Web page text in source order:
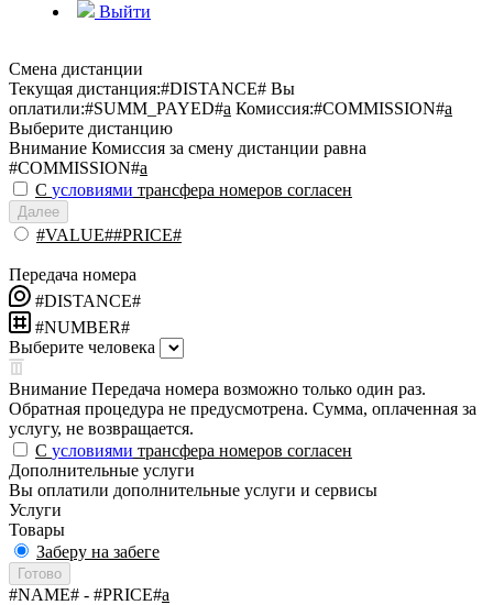
Выйти
Смена дистанции
Текущая дистанция:#DISTANCE# Вы
оплатили:#SUMM_PAYED#a Комиссия:#COMMISSION#a
Выберите дистанцию
Внимание Комиссия за смену дистанции равна
#COMMISSION#a
С условиями трансфера номеров согласен
Далее
#VALUE##PRICE#
Передача номера
#DISTANCE#
#NUMBER#
Выберите человека
Внимание Передача номера возможно только один раз.
Обратная процедура не предусмотрена. Сумма, оплаченная за
услугу, не возвращается.
С условиями трансфера номеров согласен
Дополнительные услуги
Вы оплатили дополнительные услуги и сервисы
Услуги
Товары
Заберу на забеге
Готово
#NAME# - #PRICE#a